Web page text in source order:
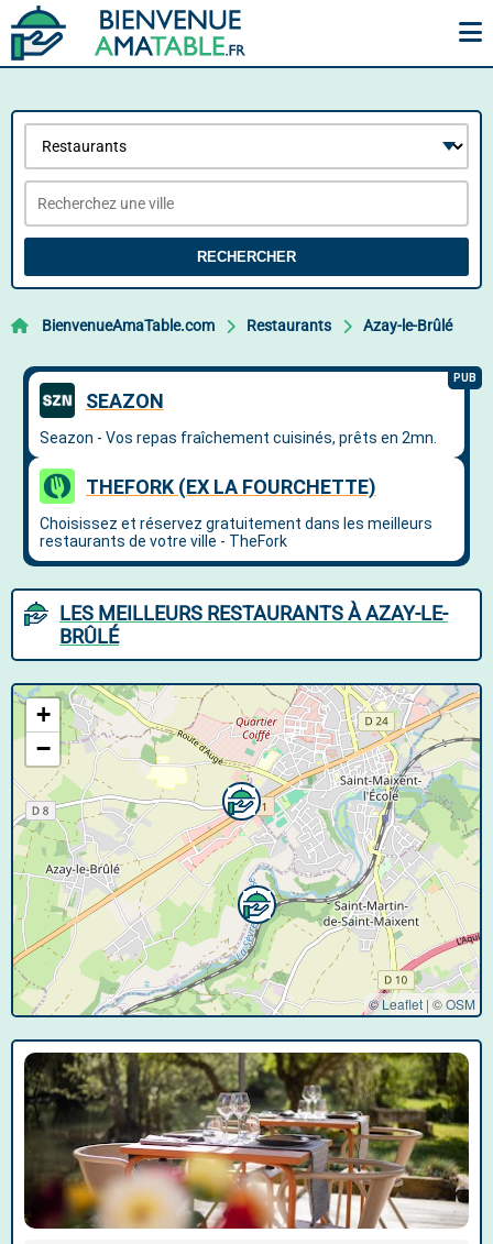
RECHERCHER
BienvenueAmaTable.com Restaurants Azay-le-Brûlé
LES MEILLEURS RESTAURANTS À AZAY-LE-
BRÛLÉ
+
−
© Leaflet |©OSM